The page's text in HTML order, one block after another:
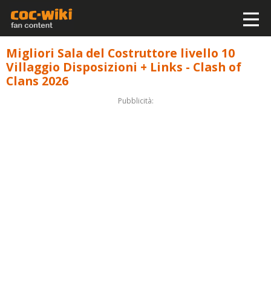
Migliori Sala del Costruttore livello 10
Villaggio Disposizioni + Links - Clash of
Clans 2026
Pubblicità: